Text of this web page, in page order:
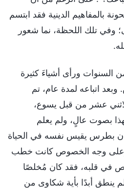
الدينية فقد ابتسم
وفي تلك اللحظة، نما شعور
السنوات ورأى أشياءَ كثيرة
اتباعه لمدة عام، تم
عشر من قبل يسوع،
بصوت عالٍ، ولم يعلم
بطرس يقيس نفسه في الحياة
وجه الخصوص كانت خطب
في قلبه، فقد كان مُخلصًا
ينطق أبدًا بأية شكاوى من